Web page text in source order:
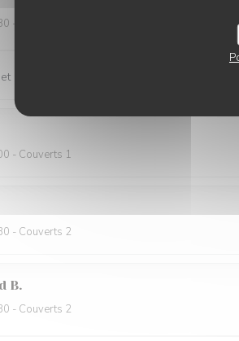
- Couverts 2
original. Je recommande !
- Couverts 1
- Couverts 2
B
- Couverts 2